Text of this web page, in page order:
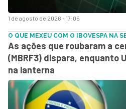
1 de agosto de 2026 - 17:05
O QUE MEXEU COM O IBOVESPA NA
As ações que roubaram a
(MBRF3) dispara, enquanto
na lanterna